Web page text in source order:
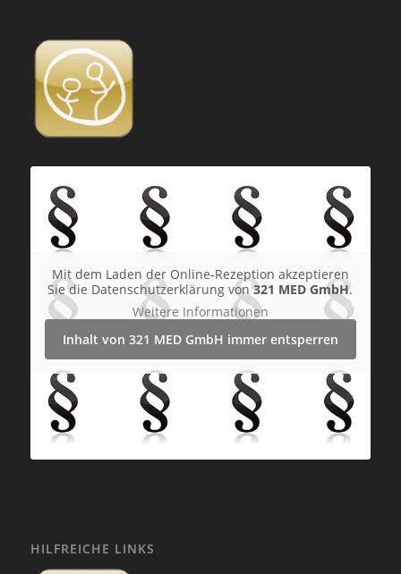
Mit dem Laden der Online-Rezeption akzeptieren
Sie die Datenschutzerklärung von321 MED GmbH.
Weitere Informationen
Inhalt von 321 MED GmbH immer entsperren
HILFREICHE LINKS